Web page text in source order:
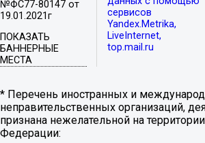
№ФС77-80147 от
19.01.2021г
ПОКАЗАТЬ
БАННЕРНЫЕ
МЕСТА
сервисов
Yandex.Metrika,
LiveInternet,
top.mail.ru
* Перечень иностранных и
неправительственных организаций,
признана нежелательной на
Федерации: